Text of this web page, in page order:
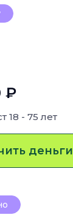
₽
18 - 75 лет
деньги